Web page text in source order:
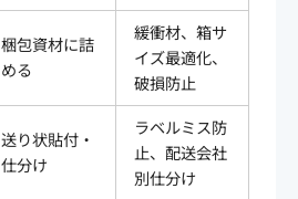
梱包資材に詰
める
緩衝材、箱サ
イズ最適化、
破損防止
送り状貼付・
仕分け
ラベルミス防
止、配送会社
別仕分け